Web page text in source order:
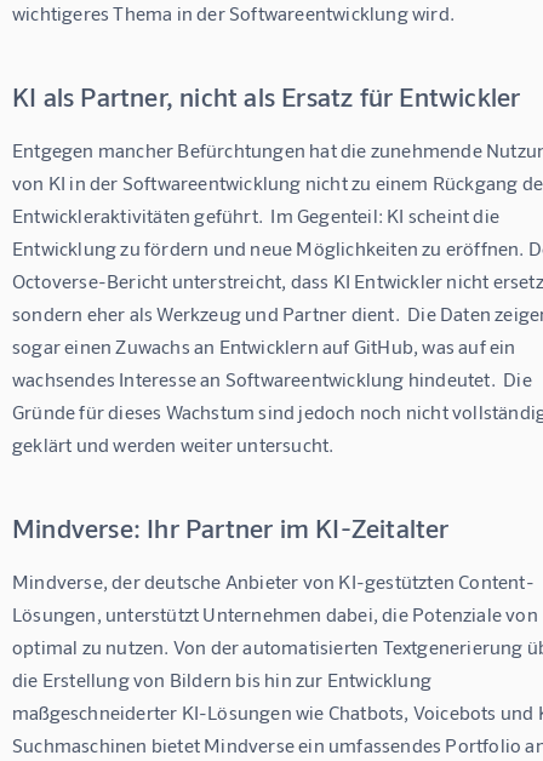
wichtigeres Thema in der Softwareentwicklung wird.
KI als Partner, nicht als Ersatz für Entwickler
Entgegen mancher Befürchtungen hat die zunehmende
von KI in der Softwareentwicklung nicht zu einem Rückgang
Entwickleraktivitäten geführt.  Im Gegenteil: KI scheint die
Entwicklung zu fördern und neue Möglichkeiten zu eröffnen.
Octoverse-Bericht unterstreicht, dass KI Entwickler nicht
sondern eher als Werkzeug und Partner dient.  Die Daten
sogar einen Zuwachs an Entwicklern auf GitHub, was auf ein
wachsendes Interesse an Softwareentwicklung hindeutet.  Die
Gründe für dieses Wachstum sind jedoch noch nicht
geklärt und werden weiter untersucht.
Mindverse: Ihr Partner im KI-Zeitalter
Mindverse, der deutsche Anbieter von KI-gestützten Content-
Lösungen, unterstützt Unternehmen dabei, die Potenziale
optimal zu nutzen. Von der automatisierten Textgenerierung
die Erstellung von Bildern bis hin zur Entwicklung
maßgeschneiderter KI-Lösungen wie Chatbots, Voicebots und
Suchmaschinen bietet Mindverse ein umfassendes Portfolio